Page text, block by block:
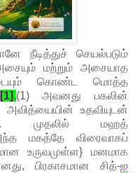
நீடித்துச் செயல்படும்
மற்றும் அசையாத
கொண்ட மொத்த
[1].(1) அவனது பகலின்
உதவியுடன்
முதலில் மஹத்
மகத்தே விரைவாகப்
உருவமுள்ள} மனமாக
பிரகாசமான சித்-ஐ